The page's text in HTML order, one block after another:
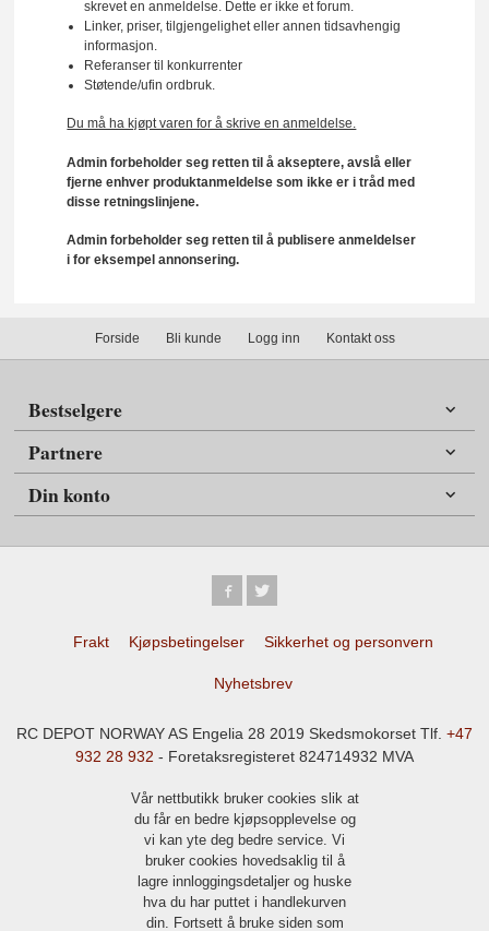
skrevet en anmeldelse. Dette er ikke et forum.
Linker, priser, tilgjengelighet eller annen tidsavhengig
informasjon.
Referanser til konkurrenter
Støtende/ufin ordbruk.
Du må ha kjøpt varen for å skrive en anmeldelse.
Admin forbeholder seg retten til å akseptere, avslå eller
fjerne enhver produktanmeldelse som ikke er i tråd med
disse retningslinjene.
Admin forbeholder seg retten til å publisere anmeldelser
i for eksempel annonsering.
Forside Bli kunde Logg inn Kontakt oss
Bestselgere
Partnere
Din konto
Frakt Kjøpsbetingelser Sikkerhet og personvern
Nyhetsbrev
RC DEPOT NORWAY AS Engelia 28 2019 Skedsmokorset Tlf. +47
932 28 932 - Foretaksregisteret 824714932 MVA
Vår nettbutikk bruker cookies slik at
du får en bedre kjøpsopplevelse og
vi kan yte deg bedre service. Vi
bruker cookies hovedsaklig til å
lagre innloggingsdetaljer og huske
hva du har puttet i handlekurven
din. Fortsett å bruke siden som